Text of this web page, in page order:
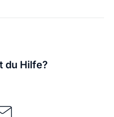
du Hilfe?